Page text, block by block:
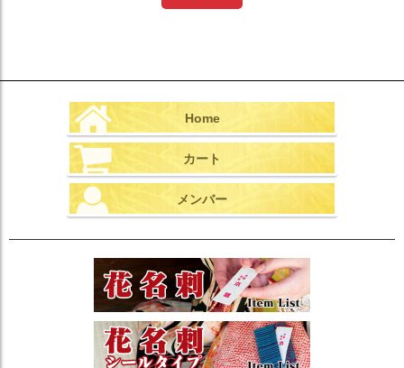
Home
カート
メンバー